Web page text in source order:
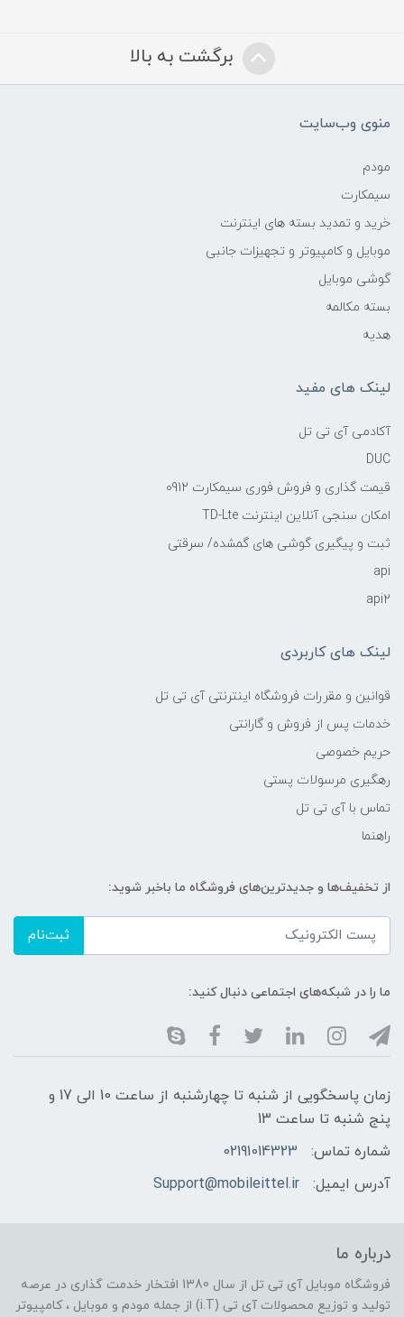
برگشت به بالا
منوی وب‌سایت
مودم
سیمکارت
خرید و تمدید بسته های اینترنت
موبایل و کامپیوتر و تجهیزات جانبی
گوشی موبایل
بسته مکالمه
هدیه
لینک های مفید
آکادمی آی تی تل
DUC
قیمت گذاری و فروش فوری سیمکارت 0912
امکان سنجی آنلاین اینترنت TD-Lte
ثبت و پیگیری گوشی های گمشده/ سرقتی
api
api2
لینک های کاربردی
قوانین و مقررات فروشگاه اینترنتی آی تی تل
خدمات پس از فروش و گارانتی
حریم خصوصی
رهگیری مرسولات پستی
تماس با آی تی تل
راهنما
از تخفیف‌ها و جدیدترین‌های فروشگاه ما باخبر شوید:
ثبت‌نام
ما را در شبکه‌های اجتماعی دنبال کنید:
زمان پاسخگویی از شنبه تا چهارشنبه از ساعت 10 الی 17 و
پنج شنبه تا ساعت 13
شماره تماس:
02191014323
آدرس ایمیل:
Support@mobileittel.ir
درباره ما
فروشگاه موبایل آی تی تل از سال 1380 افتخار خدمت گذاری در عرصه
تولید و توزیع محصولات آی تی (i.T) از جمله مودم و موبایل ، کامپیوتر